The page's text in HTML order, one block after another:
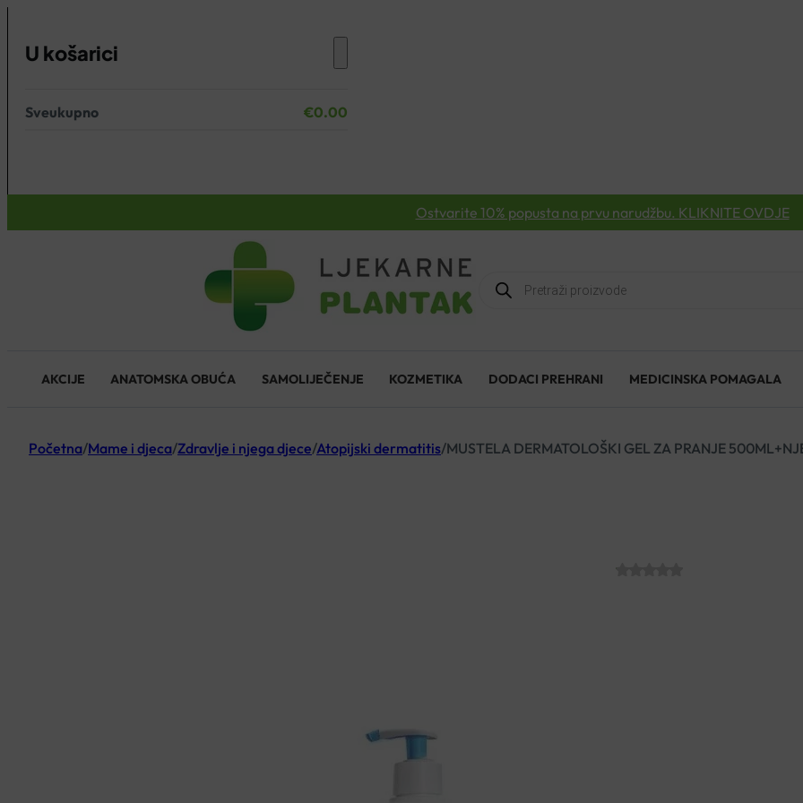
U košarici
Nema proizvoda u košarici.
Sveukupno €0.00
Ostvarite 10% popusta na prvu narudžbu. KLIKNITE OVDJE
Products
search
AKCIJE ANATOMSKA OBUĆA SAMOLIJEČENJE KOZMETIKA DODACI PREHRANI MEDICINSKA POMAGALA
Početna/Mame i djeca/Zdravlje i njega djece/Atopijski dermatitis/MUSTELA DERMATOLOŠKI GEL ZA PRANJE